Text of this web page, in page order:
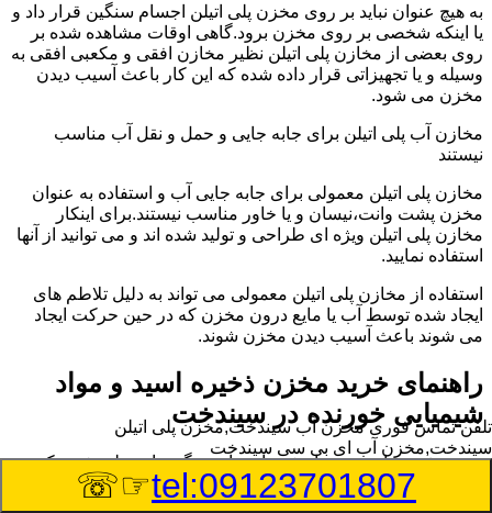
به هیچ عنوان نباید بر روی مخزن پلی اتیلن اجسام سنگین قرار داد و
یا اینکه شخصی بر روی مخزن برود.گاهی اوقات مشاهده شده بر
روی بعضی از مخازن پلی اتیلن نظیر مخازن افقی و مکعبی افقی به
وسیله و یا تجهیزاتی قرار داده شده که این کار باعث آسیب دیدن
مخزن می شود.
مخازن آب پلی اتیلن برای جابه جایی و حمل و نقل آب مناسب
نیستند
مخازن پلی اتیلن معمولی برای جابه جایی آب و استفاده به عنوان
مخزن پشت وانت،نیسان و یا خاور مناسب نیستند.برای اینکار
مخازن پلی اتیلن ویژه ای طراحی و تولید شده اند و می توانید از آنها
استفاده نمایید.
استفاده از مخازن پلی اتیلن معمولی می تواند به دلیل تلاطم های
ایجاد شده توسط آب یا مایع درون مخزن که در حین حرکت ایجاد
می شوند باعث آسیب دیدن مخزن شوند.
راهنمای خرید مخزن ذخیره اسید و مواد
شیمیایی خورنده در سیندخت
مخزن ذخیره اسید و مواد شیمیایی باید به گونه ای تولید شوند که
بتوانند در برابر چگالی نسبتا بالا و خورندگی انواع اسیدها مقاومت
کافی داشته باشند.به همین دلیل نمی توان در هر مخزنی اسید و مواد
تلفن تماس فوریمخزن آب سیندخت,مخزن پلی اتیلن
سیندخت,مخزن آب ای بی سی سیندخت
tel:09123701807
☞☏